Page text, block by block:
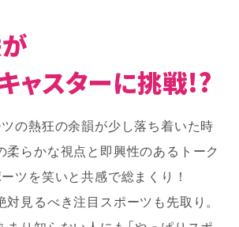
ャスターに挑戦!?
の熱狂の余韻が少し落ち着いた時
らかな視点と即興性のあるトーク
ツを笑いと共感で総まくり！
対見るべき注目スポーツも先取り。